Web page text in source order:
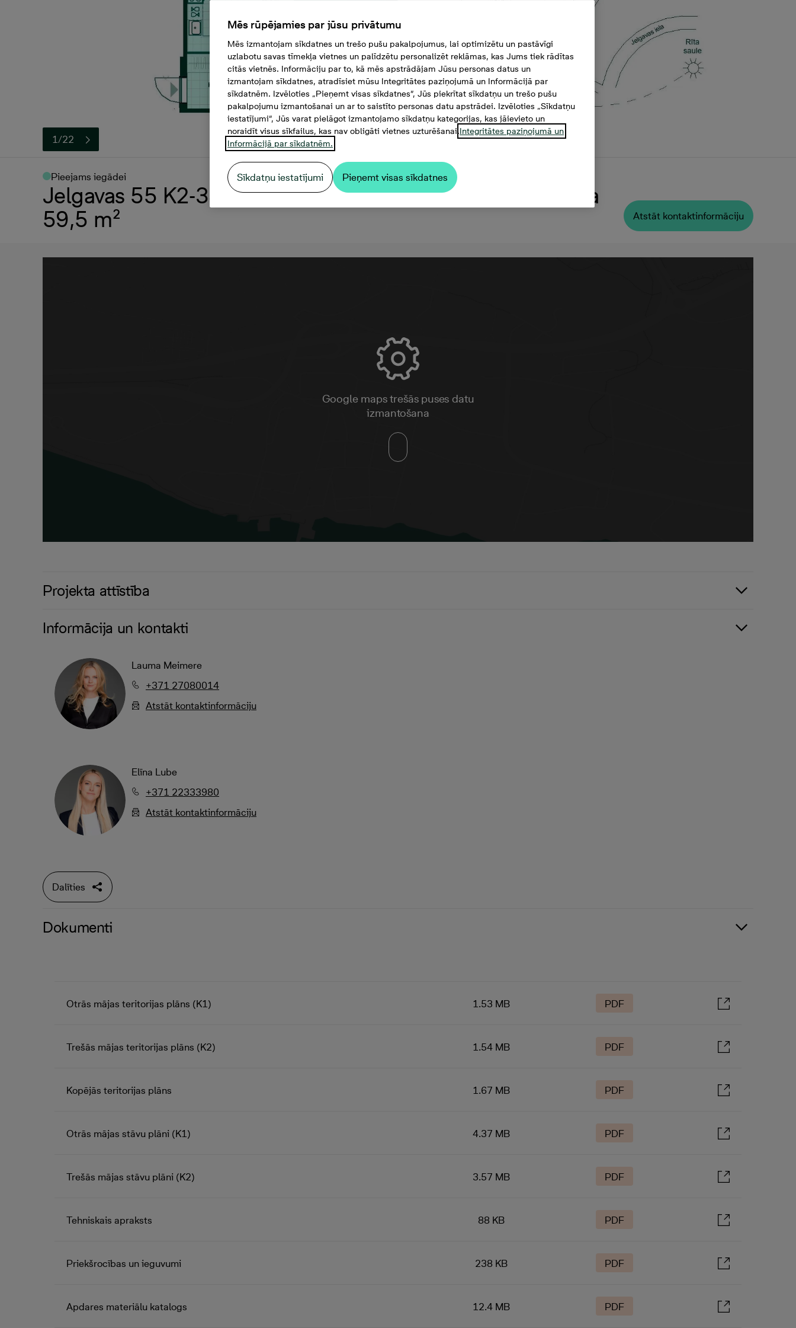
1/22
Pieejams iegādei
Jelgavas 55 K2-38, 161 000 €, 3 -istabu dzīvoklis, Platība
59,5 m²
Atstāt kontaktinformāciju
Google maps trešās puses datu
izmantošana
Projekta attīstība
Informācija un kontakti
Lauma Meimere
+371 27080014
Atstāt kontaktinformāciju
Elīna Lube
+371 22333980
Atstāt kontaktinformāciju
Dalīties
Dokumenti
Otrās mājas teritorijas plāns (K1) 1.53 MB PDF
Trešās mājas teritorijas plāns (K2) 1.54 MB PDF
Kopējās teritorijas plāns 1.67 MB PDF
Otrās mājas stāvu plāni (K1) 4.37 MB PDF
Trešās mājas stāvu plāni (K2) 3.57 MB PDF
Tehniskais apraksts 88 KB PDF
Priekšrocības un ieguvumi 238 KB PDF
Apdares materiālu katalogs 12.4 MB PDF
Mēs rūpējamies par jūsu privātumu
Mēs izmantojam sīkdatnes un trešo pušu pakalpojumus, lai optimizētu un pastāvīgi
uzlabotu savas tīmekļa vietnes un palīdzētu personalizēt reklāmas, kas Jums tiek rādītas
citās vietnēs. Informāciju par to, kā mēs apstrādājam Jūsu personas datus un
izmantojam sīkdatnes, atradīsiet mūsu Integritātes paziņojumā un Informācijā par
sīkdatnēm. Izvēloties „Pieņemt visas sīkdatnes”, Jūs piekrītat sīkdatņu un trešo pušu
pakalpojumu izmantošanai un ar to saistīto personas datu apstrādei. Izvēloties „Sīkdatņu
iestatījumi”, Jūs varat pielāgot izmantojamo sīkdatņu kategorijas, kas jāievieto un
noraidīt visus sīkfailus, kas nav obligāti vietnes uzturēšanai.Integritātes paziņojumā un
Informācijā par sīkdatnēm.
Sīkdatņu iestatījumi Pieņemt visas sīkdatnes